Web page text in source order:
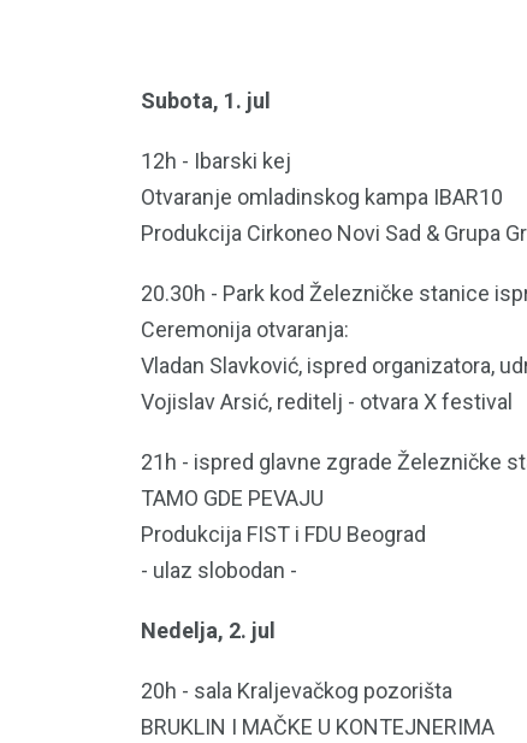
Subota, 1. jul
12h - Ibarski kej
Otvaranje omladinskog kampa IBAR10
Produkcija Cirkoneo Novi Sad & Grupa
20.30h - Park kod Železničke stanice
Ceremonija otvaranja:
Vladan Slavković, ispred organizatora,
Vojislav Arsić, reditelj - otvara X festival
21h - ispred glavne zgrade Železničke
TAMO GDE PEVAJU
Produkcija FIST i FDU Beograd
- ulaz slobodan -
Nedelja, 2. jul
20h - sala Kraljevačkog pozorišta
BRUKLIN I MAČKE U KONTEJNERIMA